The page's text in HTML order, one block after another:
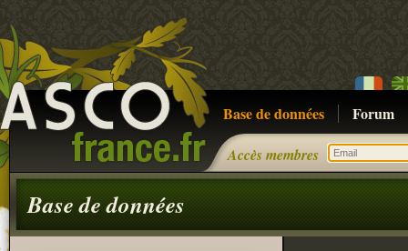
Base de données Forum
Accès membres
Base de données